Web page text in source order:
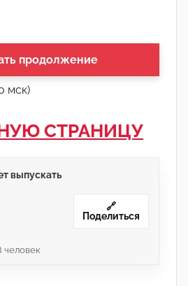
продолжение
мск)
СТРАНИЦУ
выпускать
человек
🔗
Поделиться